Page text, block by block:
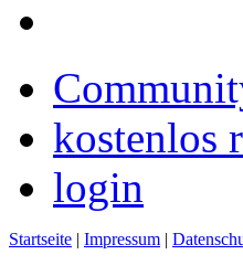
kostenlos
login
Startseite | Impressum |